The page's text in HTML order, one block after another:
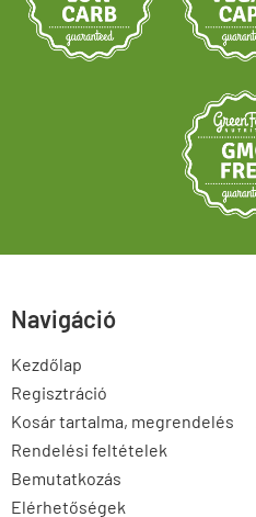
Navigáció
Kezdőlap
Regisztráció
Kosár tartalma, megrendelés
Rendelési feltételek
Bemutatkozás
Elérhetőségek